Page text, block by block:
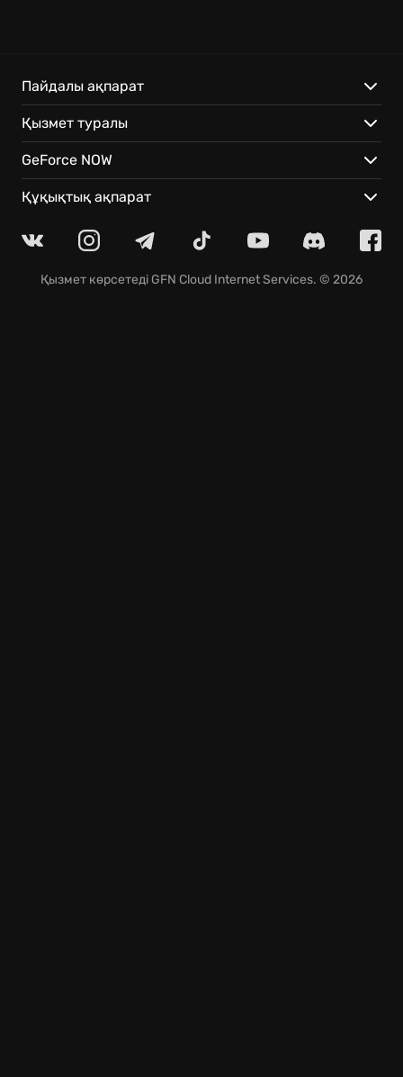
көмектеседі. - Аңызға айналған Quel'Thalas
аймақтарын жаңарған кейіпте еркін зерттеу. -
Күрделі рейдтер мен ауқымды шайқастарда
достармен бірге жеңіске жету. - GeForce NOW
технологиясының көмегімен ойынды кез келген
экранда бірден іске қосып, прогресті үзіліссіз
Пайдалы ақпарат
Қызмет туралы
GeForce NOW
Құқықтық ақпарат
Қызмет көрсетеді GFN Cloud Internet Services. © 2026